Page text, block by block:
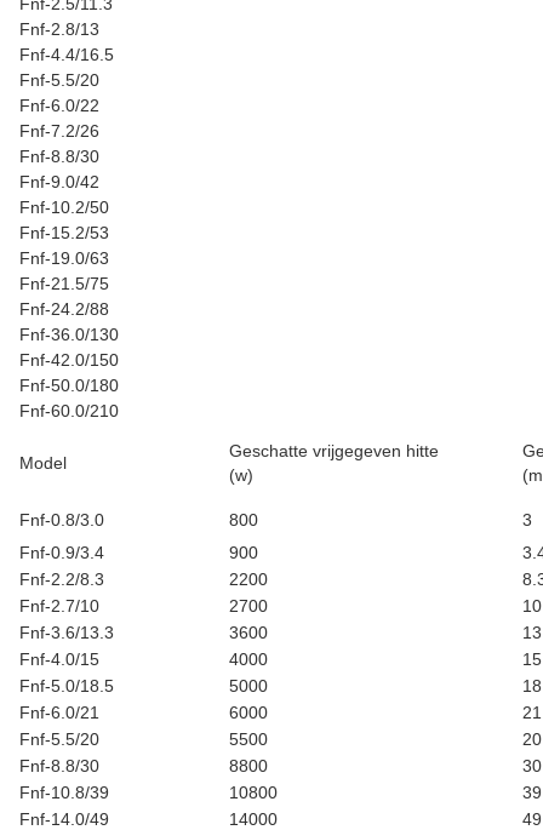
Fnf-2.8/13
Fnf-4.4/16.5
Fnf-5.5/20
Fnf-6.0/22
Fnf-7.2/26
Fnf-8.8/30
Fnf-9.0/42
Fnf-10.2/50
Fnf-15.2/53
Fnf-19.0/63
Fnf-21.5/75
Fnf-24.2/88
Fnf-36.0/130
Fnf-42.0/150
Fnf-50.0/180
Fnf-60.0/210
Model
Geschatte vrijgegeven hitte
(w)
Fnf-0.8/3.0 800
3
Fnf-0.9/3.4
900
Fnf-2.2/8.3
2200
Fnf-2.7/10
2700
10
Fnf-3.6/13.3
3600
Fnf-4.0/15
4000
15
Fnf-5.0/18.5
5000
Fnf-6.0/21
6000
21
Fnf-5.5/20
5500
20
Fnf-8.8/30
8800
30
Fnf-10.8/39
10800
39
Fnf-14.0/49
14000
49